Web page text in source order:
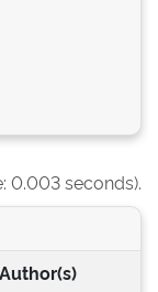
0.003 seconds).
Author(s)